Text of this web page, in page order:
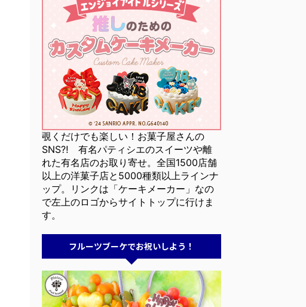
覗くだけでも楽しい！お菓子屋さんの
SNS⁈ 有名パティシエのスイーツや離
れた有名店のお取り寄せ。全国1500店舗
以上の洋菓子店と5000種類以上ラインナ
ップ。リンクは「ケーキメーカー」なの
で左上のロゴからサイトトップに行けま
す。
フルーツブーケでお祝いしよう！